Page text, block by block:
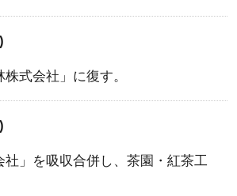
式会社」に復す。
社」を吸収合併し、茶園・紅茶工